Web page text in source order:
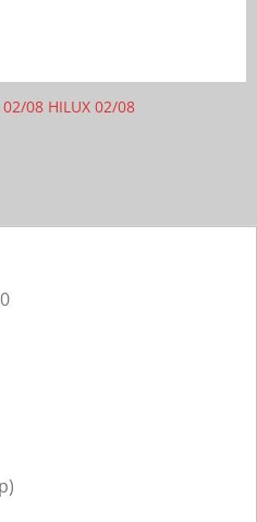
02/08 HILUX 02/08